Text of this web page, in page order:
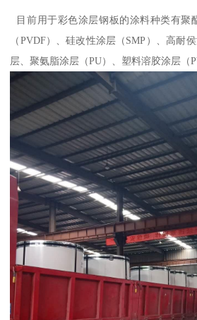
目前用于彩色涂层钢板的涂料种类有聚
（PVDF）、硅改性涂层（SMP）、高耐
层、聚氨脂涂层（PU）、塑料溶胶涂层（